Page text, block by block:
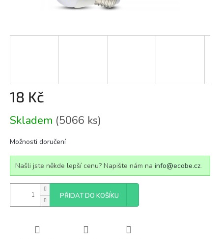
18 Kč
cena:
Skladem (5066 ks)
Možnosti doručení
Našli jste někde lepší cenu? Napište nám na info@ecobe.cz.
PŘIDAT DO KOŠÍKU